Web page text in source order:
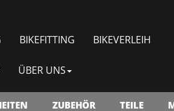
BIKEFITTING BIKEVERLEIH
ÜBER UNS
ZUBEHÖR TEILE